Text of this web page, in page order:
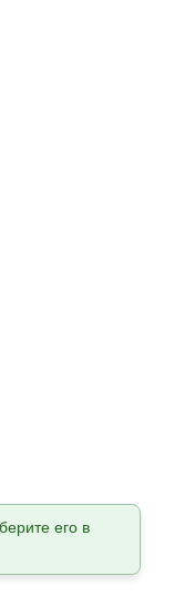
его в